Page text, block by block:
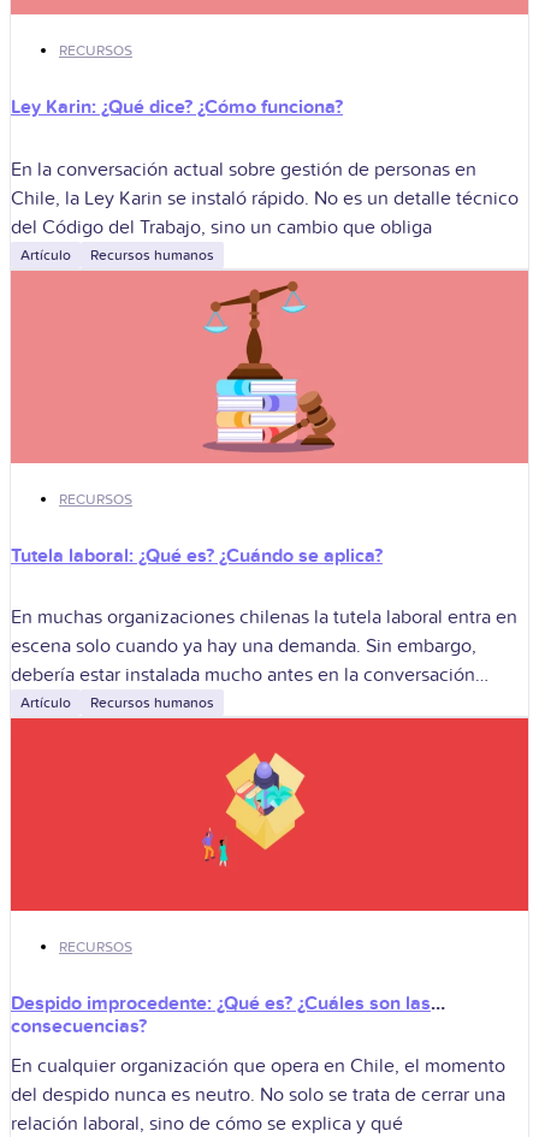
RECURSOS
Ley Karin: ¿Qué dice? ¿Cómo funciona?
En la conversación actual sobre gestión de personas en
Chile, la Ley Karin se instaló rápido. No es un detalle técnico
del Código del Trabajo, sino un cambio que obliga
Artículo Recursos humanos
RECURSOS
Tutela laboral: ¿Qué es? ¿Cuándo se aplica?
En muchas organizaciones chilenas la tutela laboral entra en
escena solo cuando ya hay una demanda. Sin embargo,
debería estar instalada mucho antes en la conversación
estratégica de directorios, gerencias
Artículo Recursos humanos
RECURSOS
Despido improcedente: ¿Qué es? ¿Cuáles son las
consecuencias?
En cualquier organización que opera en Chile, el momento
del despido nunca es neutro. No solo se trata de cerrar una
relación laboral, sino de cómo se explica y qué